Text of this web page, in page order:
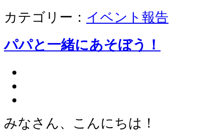
カテゴリー： イベント報告
パパと一緒にあそぼう！
みなさん、こんにちは！